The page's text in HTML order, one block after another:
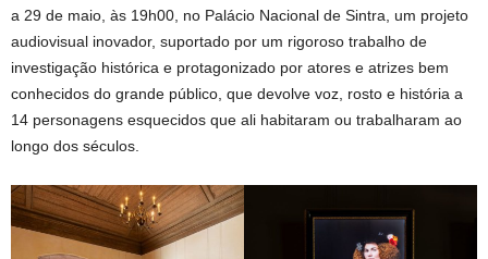
a 29 de maio, às 19h00, no Palácio Nacional de Sintra, um projeto
audiovisual inovador, suportado por um rigoroso trabalho de
investigação histórica e protagonizado por atores e atrizes bem
conhecidos do grande público, que devolve voz, rosto e história a
14 personagens esquecidos que ali habitaram ou trabalharam ao
longo dos séculos.